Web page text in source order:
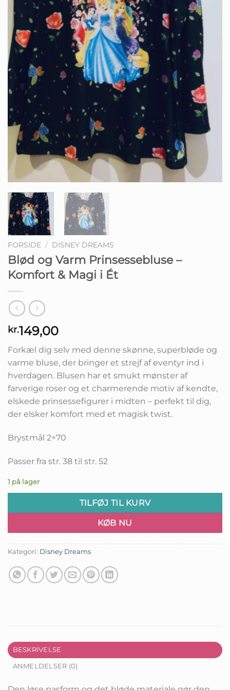
FORSIDE / DISNEY DREAMS
Blød og Varm Prinsessebluse –
Komfort & Magi i Ét
kr.149,00
Forkæl dig selv med denne skønne, superbløde og
varme bluse, der bringer et strejf af eventyr ind i
hverdagen. Blusen har et smukt mønster af
farverige roser og et charmerende motiv af kendte,
elskede prinsessefigurer i midten – perfekt til dig,
der elsker komfort med et magisk twist.
Brystmål 2×70
Passer fra str. 38 til str. 52
1 på lager
TILFØJ TIL KURV
KØB NU
Kategori: Disney Dreams
BESKRIVELSE
ANMELDELSER (0)